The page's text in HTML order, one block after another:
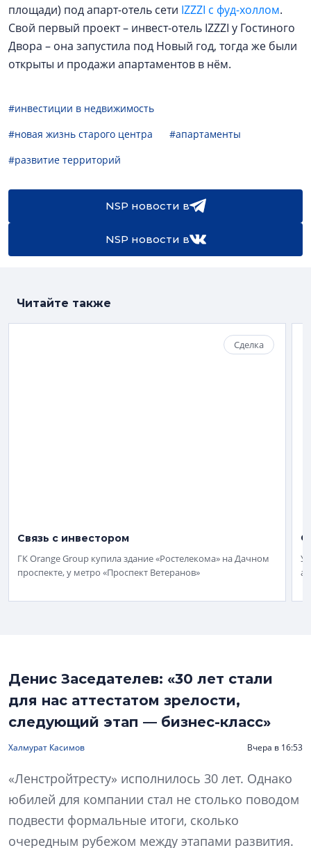
площади) под апарт-отель сети IZZZI с фуд-холлом.
Свой первый проект – инвест-отель IZZZI у Гостиного
Двора – она запустила под Новый год, тогда же были
открыты и продажи апартаментов в нём.
#инвестиции в недвижимость
#новая жизнь старого центра
#апартаменты
#развитие территорий
NSP новости в
NSP новости в
Читайте также
Сделка
Связь с инвестором
ГК Orange Group купила здание «Ростелекома» на Дачном
проспекте, у метро «Проспект Ветеранов»
У
Денис Заседателев: «30 лет стали
для нас аттестатом зрелости,
следующий этап — бизнес-класс»
Халмурат Касимов Вчера в 16:53
«Ленстройтресту» исполнилось 30 лет. Однако
юбилей для компании стал не столько поводом
подвести формальные итоги, сколько
очередным рубежом между этапами развития.